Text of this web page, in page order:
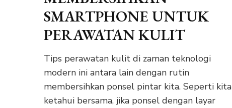
SMARTPHONE UNTUK
PERAWATAN KULIT
Tips perawatan kulit di zaman teknologi
modern ini antara lain dengan rutin
membersihkan ponsel pintar kita. Seperti kita
ketahui bersama, jika ponsel dengan layar